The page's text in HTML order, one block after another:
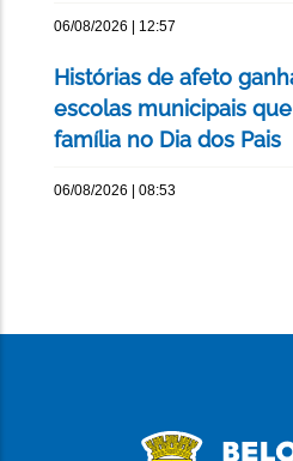
06/08/2026 | 12:57
Histórias de afeto
escolas municipais
família no Dia dos Pais
06/08/2026 | 08:53